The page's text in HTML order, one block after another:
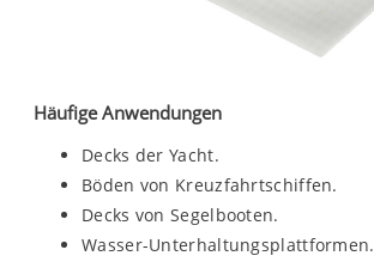
Häufige Anwendungen
Decks der Yacht.
Böden von Kreuzfahrtschiffen.
Decks von Segelbooten.
Wasser-Unterhaltungsplattformen.